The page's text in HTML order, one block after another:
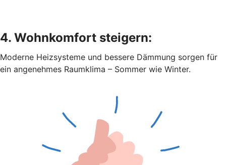
4. Wohnkomfort steigern:
Moderne Heizsysteme und bessere Dämmung sorgen für
ein angenehmes Raumklima – Sommer wie Winter.